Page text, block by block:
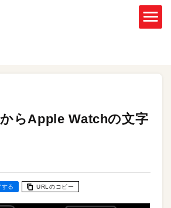
らApple Watchの文字
する URLのコピー